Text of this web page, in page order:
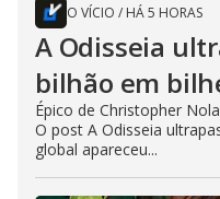
O VÍCIO / HÁ 5 HORAS
A Odisseia
bilhão em
Épico de Christopher
O post A Odisseia
global apareceu...